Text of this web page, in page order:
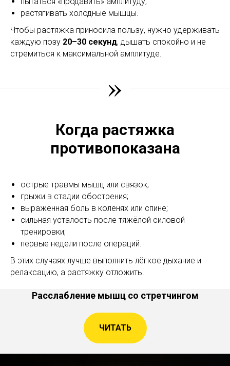
растягивать холодные мышцы.
Чтобы растяжка приносила пользу, нужно удерживать
каждую позу 20–30 секунд, дышать спокойно и не
стремиться к максимальной амплитуде.
»
Когда растяжка
противопоказана
острые травмы мышц или связок;
грыжи в стадии обострения;
выраженная боль в коленях или спине;
сильная усталость после тяжёлой силовой
тренировки;
первые недели после операций.
В этих случаях лучше выполнить лёгкое дыхание и
релаксацию, а растяжку отложить.
Расслабление мышц со стретчингом
ЧИТАТЬ